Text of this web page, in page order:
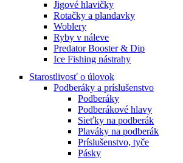
Jigové hlavičky
Rotačky a plandavky
Woblery
Ryby v náleve
Predator Booster & Dip
Ice Fishing nástrahy
Starostlivosť o úlovok
Podberáky a príslušenstvo
Podberáky
Podberákové hlavy
Sieťky na podberák
Plaváky na podberák
Príslušenstvo, tyče
Pásky